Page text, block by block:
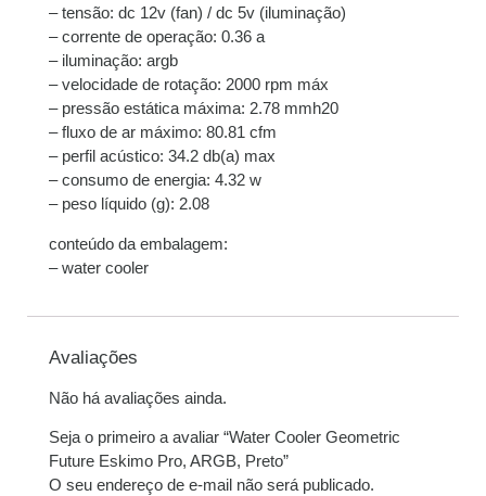
– tensão: dc 12v (fan) / dc 5v (iluminação)
– corrente de operação: 0.36 a
– iluminação: argb
– velocidade de rotação: 2000 rpm máx
– pressão estática máxima: 2.78 mmh20
– fluxo de ar máximo: 80.81 cfm
– perfil acústico: 34.2 db(a) max
– consumo de energia: 4.32 w
– peso líquido (g): 2.08
conteúdo da embalagem:
– water cooler
Avaliações
Não há avaliações ainda.
Seja o primeiro a avaliar “Water Cooler Geometric
Future Eskimo Pro, ARGB, Preto”
O seu endereço de e-mail não será publicado.